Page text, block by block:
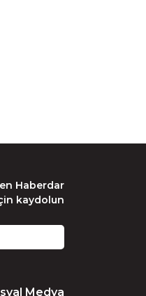
Haberdar
kaydolun
Medya